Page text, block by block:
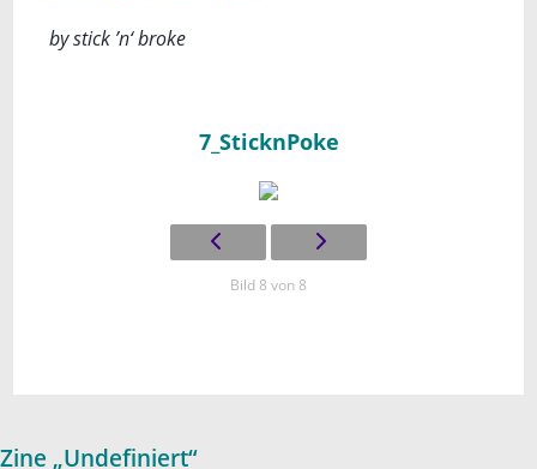
by stick ’n‘ broke
7_SticknPoke
Bild 8 von 8
Zine „Undefiniert“